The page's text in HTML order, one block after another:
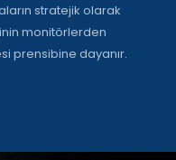
stratejik olarak
monitörlerden
prensibine dayanır.